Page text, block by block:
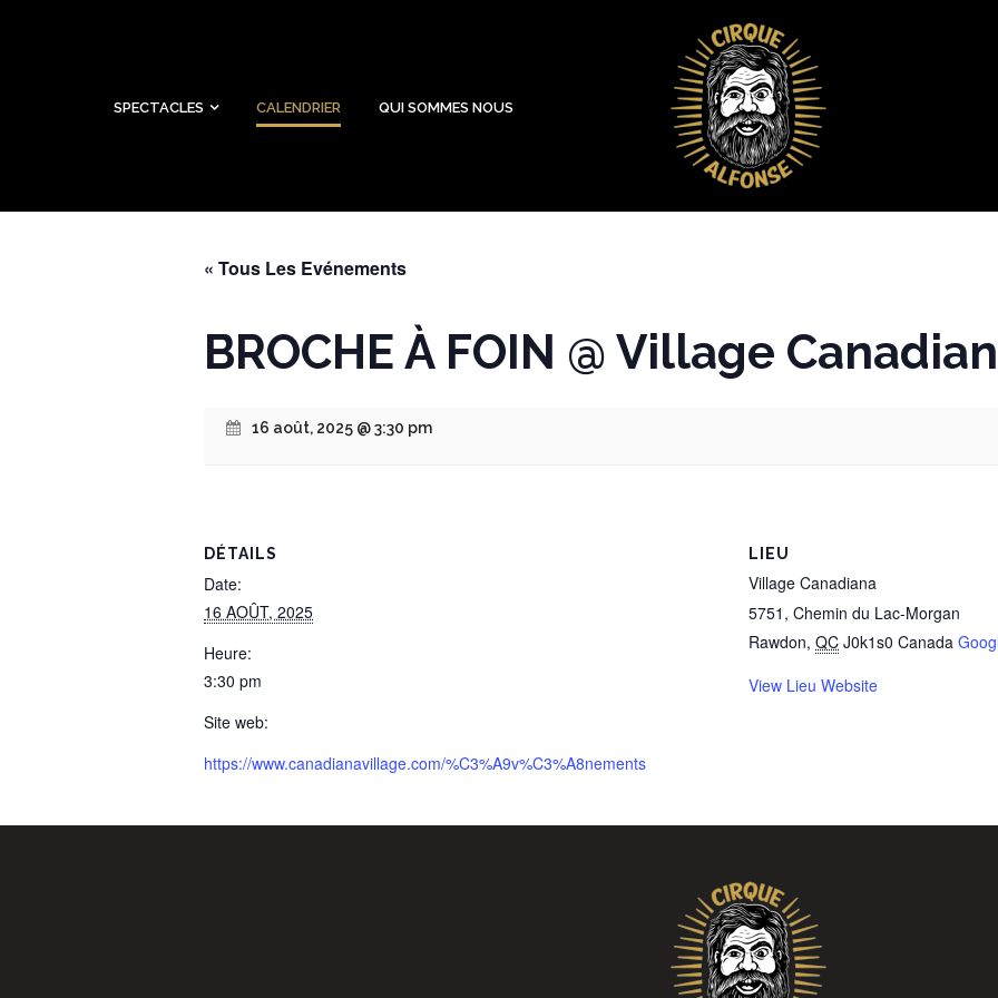
SPECTACLES CALENDRIER QUI SOMMES NOUS
« Tous Les Evénements
BROCHE À FOIN @ Village
16 août, 2025 @ 3:30 pm
DÉTAILS
Date:
16 AOÛT, 2025
Heure:
3:30 pm
Site web:
https://www.canadianavillage.com/%C3%A9v%C3%A8nements
LIEU
Village Canadiana
5751, Chemin du Lac-Morgan
Rawdon, QC J0k1s0 Canada
View Lieu Website